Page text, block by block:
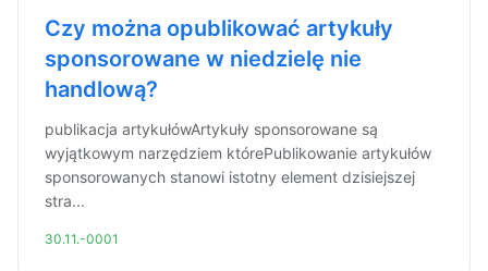
Czy można opublikować artykuły
sponsorowane w niedzielę nie
handlową?
publikacja artykułówArtykuły sponsorowane są
wyjątkowym narzędziem którePublikowanie artykułów
sponsorowanych stanowi istotny element dzisiejszej
stra...
30.11.-0001